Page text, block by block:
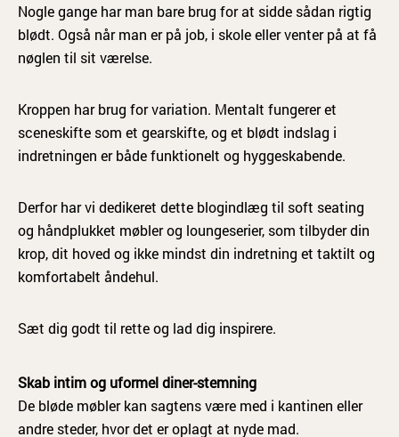
Nogle gange har man bare brug for at sidde sådan rigtig
blødt. Også når man er på job, i skole eller venter på at få
nøglen til sit værelse.
Kroppen har brug for variation. Mentalt fungerer et
sceneskifte som et gearskifte, og et blødt indslag i
indretningen er både funktionelt og hyggeskabende.
Derfor har vi dedikeret dette blogindlæg til soft seating
og håndplukket møbler og loungeserier, som tilbyder din
krop, dit hoved og ikke mindst din indretning et taktilt og
komfortabelt åndehul.
Sæt dig godt til rette og lad dig inspirere.
Skab intim og uformel diner-stemning
De bløde møbler kan sagtens være med i kantinen eller
andre steder, hvor det er oplagt at nyde mad.